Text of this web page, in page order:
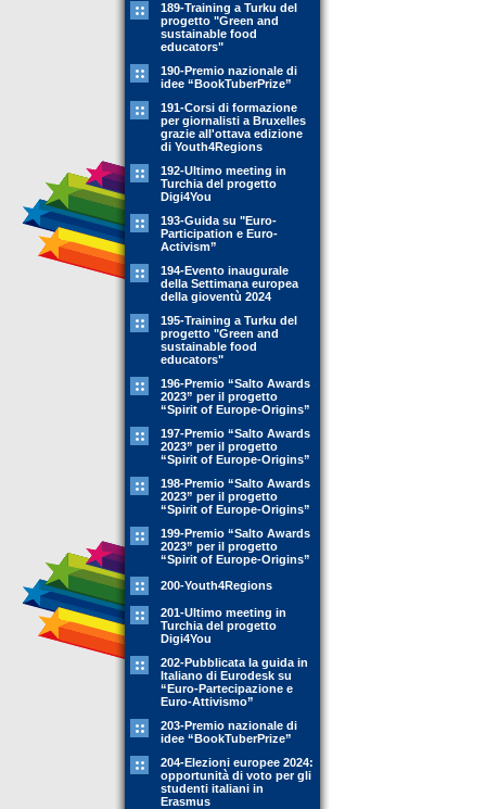
189-Training a Turku del
progetto "Green and
sustainable food
educators"
190-Premio nazionale di
idee “BookTuberPrize”
191-Corsi di formazione
per giornalisti a Bruxelles
grazie all'ottava edizione
di Youth4Regions
192-Ultimo meeting in
Turchia del progetto
Digi4You
193-Guida su "Euro-
Participation e Euro-
Activism”
194-Evento inaugurale
della Settimana europea
della gioventù 2024
195-Training a Turku del
progetto "Green and
sustainable food
educators"
196-Premio “Salto Awards
2023” per il progetto
“Spirit of Europe-Origins”
197-Premio “Salto Awards
2023” per il progetto
“Spirit of Europe-Origins”
198-Premio “Salto Awards
2023” per il progetto
“Spirit of Europe-Origins”
199-Premio “Salto Awards
2023” per il progetto
“Spirit of Europe-Origins”
200-Youth4Regions
201-Ultimo meeting in
Turchia del progetto
Digi4You
202-Pubblicata la guida in
Italiano di Eurodesk su
“Euro-Partecipazione e
Euro-Attivismo”
203-Premio nazionale di
idee “BookTuberPrize”
204-Elezioni europee 2024:
opportunità di voto per gli
studenti italiani in
Erasmus